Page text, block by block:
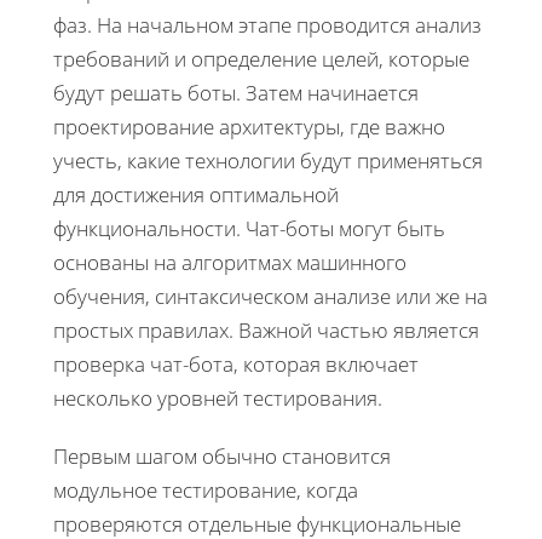
фаз. На начальном этапе проводится анализ
требований и определение целей, которые
будут решать боты. Затем начинается
проектирование архитектуры, где важно
учесть, какие технологии будут применяться
для достижения оптимальной
функциональности. Чат-боты могут быть
основаны на алгоритмах машинного
обучения, синтаксическом анализе или же на
простых правилах. Важной частью является
проверка чат-бота, которая включает
несколько уровней тестирования.
Первым шагом обычно становится
модульное тестирование, когда
проверяются отдельные функциональные